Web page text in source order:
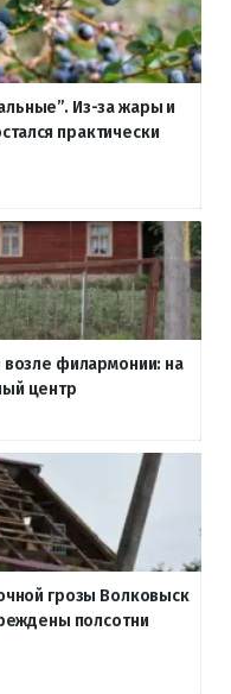
Из-за жары и
практически
возле филармонии: на
центр
грозы Волковыск
полсотни